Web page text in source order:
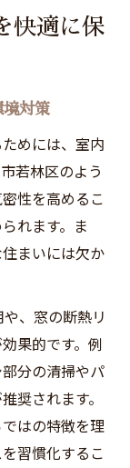
快適に保
対策
めには、室内
若林区のよう
性を高めるこ
れます。ま
まいには欠か
、窓の断熱リ
果的です。例
分の清掃やパ
奨されます。
はの特徴を理
習慣化するこ